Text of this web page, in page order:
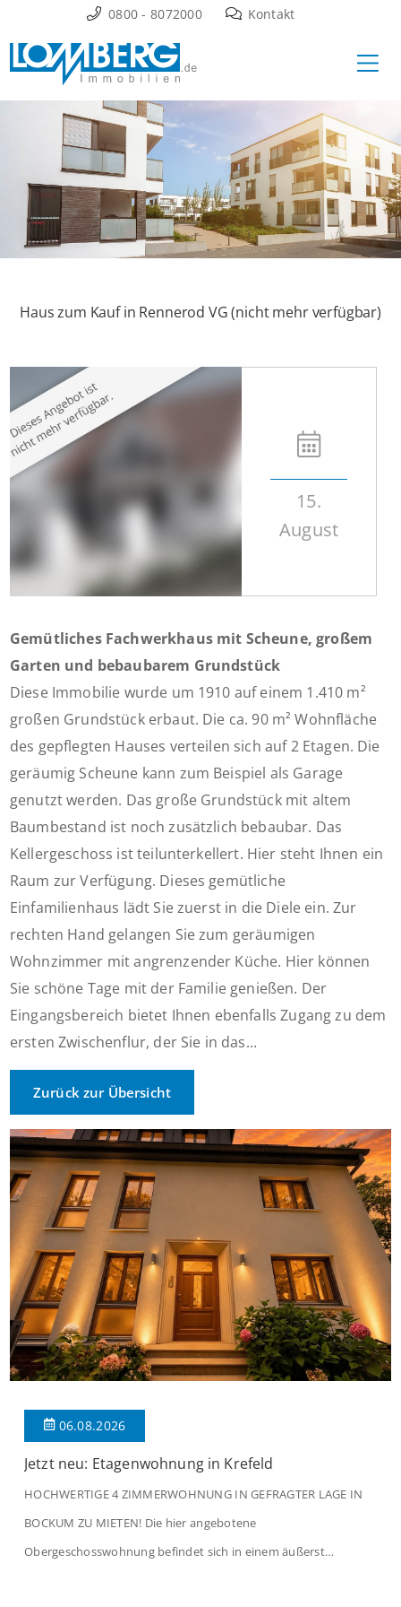
Inhalt
springen
0800 - 8072000 Kontakt
Haus zum Kauf in Rennerod VG (nicht mehr verfügbar)
15.
August
Gemütliches Fachwerkhaus mit Scheune, großem
Garten und bebaubarem Grundstück
Diese Immobilie wurde um 1910 auf einem 1.410 m²
großen Grundstück erbaut. Die ca. 90 m² Wohnfläche
des gepflegten Hauses verteilen sich auf 2 Etagen. Die
geräumig Scheune kann zum Beispiel als Garage
genutzt werden. Das große Grundstück mit altem
Baumbestand ist noch zusätzlich bebaubar. Das
Kellergeschoss ist teilunterkellert. Hier steht Ihnen ein
Raum zur Verfügung. Dieses gemütliche
Einfamilienhaus lädt Sie zuerst in die Diele ein. Zur
rechten Hand gelangen Sie zum geräumigen
Wohnzimmer mit angrenzender Küche. Hier können
Sie schöne Tage mit der Familie genießen. Der
Eingangsbereich bietet Ihnen ebenfalls Zugang zu dem
ersten Zwischenflur, der Sie in das...
Zurück zur Übersicht
06.08.2026
Jetzt neu: Etagenwohnung in Krefeld
HOCHWERTIGE 4 ZIMMERWOHNUNG IN GEFRAGTER LAGE IN
BOCKUM ZU MIETEN! Die hier angebotene
Obergeschosswohnung befindet sich in einem äußerst